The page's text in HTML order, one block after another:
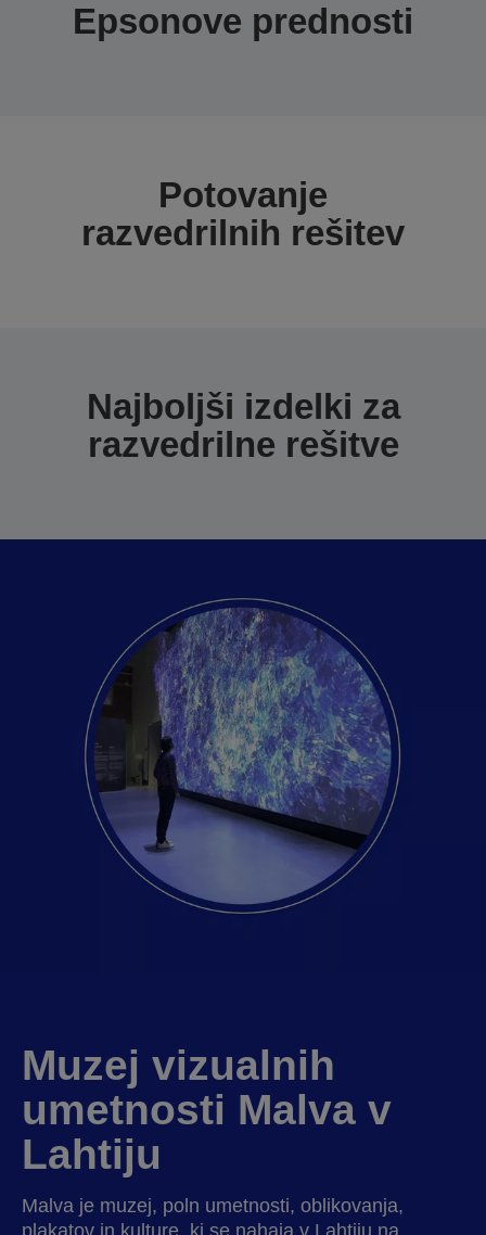
Epsonove prednosti
Potovanje
razvedrilnih rešitev
Najboljši izdelki za
razvedrilne rešitve
Muzej vizualnih
umetnosti Malva v
Lahtiju
Malva je muzej, poln umetnosti, oblikovanja,
plakatov in kulture, ki se nahaja v Lahtiju na